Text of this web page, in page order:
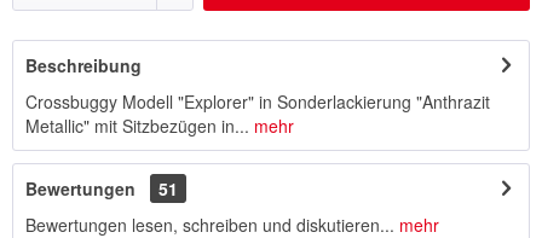
Beschreibung
Crossbuggy Modell "Explorer" in Sonderlackierung "Anthrazit
Metallic" mit Sitzbezügen in... mehr
Bewertungen
51
Bewertungen lesen, schreiben und diskutieren... mehr